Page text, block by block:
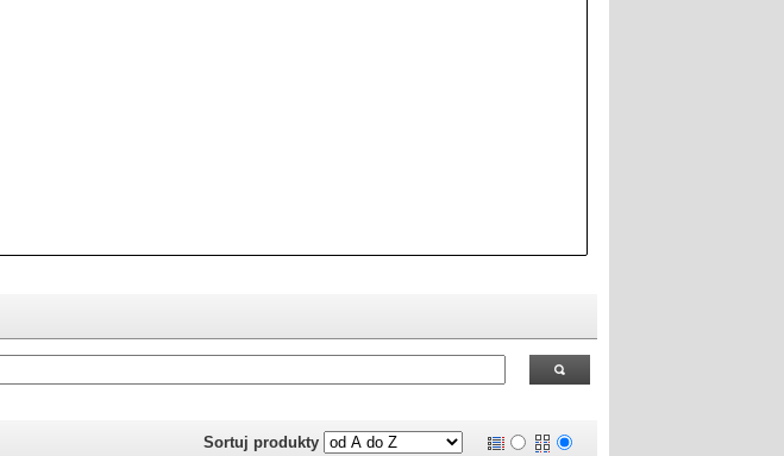
Sortuj produkty